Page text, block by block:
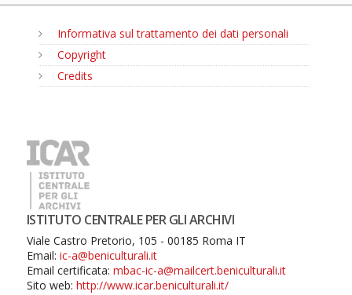
Informativa sul trattamento dei dati personali
Copyright
Credits
ISTITUTO CENTRALE PER GLI ARCHIVI
Viale Castro Pretorio, 105 - 00185 Roma IT
Email: ic-a@beniculturali.it
Email certificata: mbac-ic-a@mailcert.beniculturali.it
Sito web: http://www.icar.beniculturali.it/